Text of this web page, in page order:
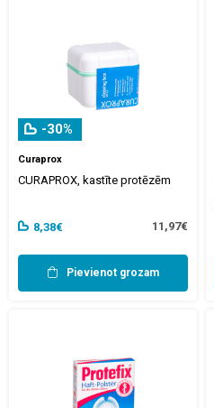
-30%
Curaprox
CURAPROX, kastīte protēzēm
8,38€ 11,97€
Pievienot grozam